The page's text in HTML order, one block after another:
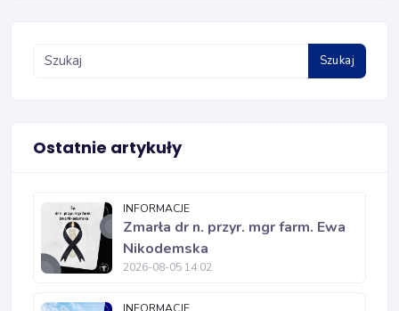
Szukaj
Ostatnie artykuły
INFORMACJE
Zmarła dr n. przyr. mgr farm. Ewa
Nikodemska
2026-08-05 14:02
INFORMACJE